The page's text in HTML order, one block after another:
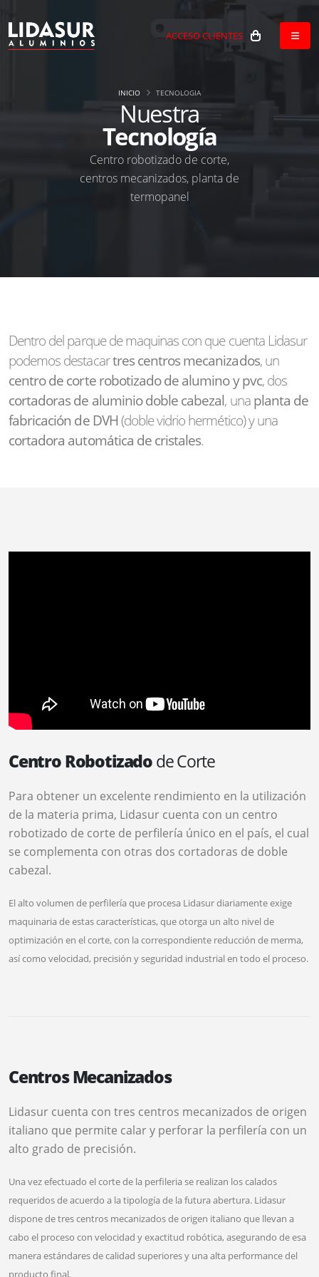
ACCESO CLIENTES
Nuestra
Tecnología
Centro robotizado de corte,
centros mecanizados, planta de
termopanel
INICIO TECNOLOGIA
Dentro del parque de maquinas con que cuenta Lidasur
podemos destacartres centros mecanizados, un
centro de corte robotizado de alumino y pvc, dos
cortadoras de aluminio doble cabezal, unaplanta de
fabricación de DVH(doble vidrio hermético) y una
cortadora automática de cristales.
Centro Robotizadode Corte
Para obtener un excelente rendimiento en la utilización
de la materia prima, Lidasur cuenta con un centro
robotizado de corte de perfilería único en el país, el cual
se complementa con otras dos cortadoras de doble
cabezal.
El alto volumen de perfilería que procesa Lidasur diariamente exige
maquinaria de estas características, que otorga un alto nivel de
optimización en el corte, con la correspondiente reducción de merma,
así como velocidad, precisión y seguridad industrial en todo el proceso.
Centros Mecanizados
Lidasur cuenta con tres centros mecanizados de origen
italiano que permite calar y perforar la perfilería con un
alto grado de precisión.
Una vez efectuado el corte de la perfileria se realizan los calados
requeridos de acuerdo a la tipología de la futura abertura. Lidasur
dispone de tres centros mecanizados de origen italiano que llevan a
cabo el proceso con velocidad y exactitud robótica, asegurando de esa
manera estándares de calidad superiores y una alta performance del
producto final.